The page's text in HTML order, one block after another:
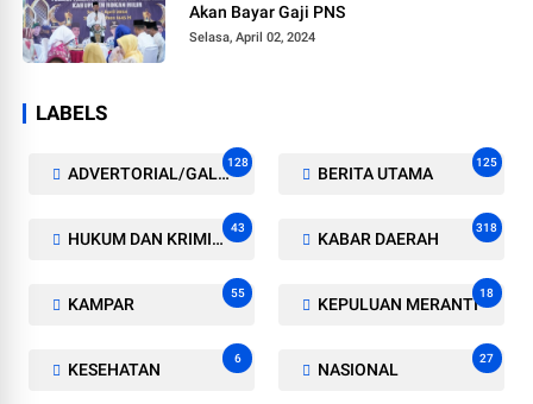
Akan Bayar Gaji PNS
Selasa, April 02, 2024
LABELS
ADVERTORIAL/GALERI
128
BERITA UTAMA
125
HUKUM DAN KRIMINAL
43
KABAR DAERAH
318
KAMPAR
55
KEPULUAN MERANTI
18
KESEHATAN
6
NASIONAL
27